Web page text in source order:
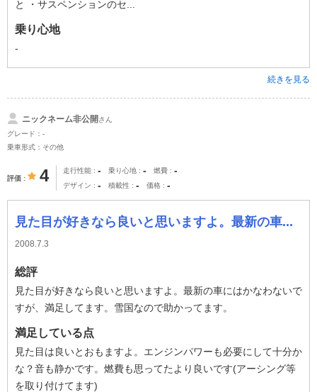
と ・サスペンションのセ...
乗り心地
-
続きを見る
ニックネーム非公開さん
グレード：-
乗車形式：その他
評価 4 走行性能 - 乗り心地 - 燃費 -
デザイン - 積載性 - 価格 -
見た目が好きなら良いと思いますよ。最新の車...
2008.7.3
総評
見た目が好きなら良いと思いますよ。最新の車にはかなわないで
すが、満足してます。雪国なので助かってます。
満足している点
見た目は良いとおもますよ。エンジンパワーも必要にして十分か
な？音も静かです。燃費も思ってたより良いです(アーシング等
を取り付けてます)